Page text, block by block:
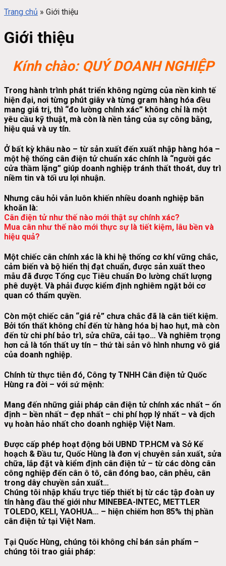
Trang chủ » Giới thiệu
Giới thiệu
Kính chào: QUÝ DOANH NGHIỆP
Trong hành trình phát triển không ngừng của nền kinh tế
hiện đại, nơi từng phút giây và từng gram hàng hóa đều
mang giá trị, thì “đo lường chính xác” không chỉ là một
yêu cầu kỹ thuật, mà còn là nền tảng của sự công bằng,
hiệu quả và uy tín.
Ở bất kỳ khâu nào – từ sản xuất đến xuất nhập hàng hóa –
một hệ thống cân điện tử chuẩn xác chính là “người gác
cửa thầm lặng” giúp doanh nghiệp tránh thất thoát, duy trì
niềm tin và tối ưu lợi nhuận.
Nhưng câu hỏi vẫn luôn khiến nhiều doanh nghiệp băn
khoăn là:
Cân điện tử như thế nào mới thật sự chính xác?
Mua cân như thế nào mới thực sự là tiết kiệm, lâu bền và
hiệu quả?
Một chiếc cân chính xác là khi hệ thống cơ khí vững chắc,
cảm biến và bộ hiển thị đạt chuẩn, được sản xuất theo
mẫu đã được Tổng cục Tiêu chuẩn Đo lường chất lượng
phê duyệt. Và phải được kiểm định nghiêm ngặt bởi cơ
quan có thẩm quyền.
Còn một chiếc cân “giá rẻ” chưa chắc đã là cân tiết kiệm.
Bởi tổn thất không chỉ đến từ hàng hóa bị hao hụt, mà còn
đến từ chi phí bảo trì, sửa chữa, cải tạo… Và nghiêm trọng
hơn cả là tổn thất uy tín – thứ tài sản vô hình nhưng vô giá
của doanh nghiệp.
Chính từ thực tiễn đó, Công ty TNHH Cân điện tử Quốc
Hùng ra đời – với sứ mệnh:
Mang đến những giải pháp cân điện tử chính xác nhất – ổn
định – bền nhất – đẹp nhất – chi phí hợp lý nhất – và dịch
vụ hoàn hảo nhất cho doanh nghiệp Việt Nam.
Được cấp phép hoạt động bởi UBND TP.HCM và Sở Kế
hoạch & Đầu tư, Quốc Hùng là đơn vị chuyên sản xuất, sửa
chữa, lắp đặt và kiểm định cân điện tử – từ các dòng cân
công nghiệp đến cân ô tô, cân đóng bao, cân phễu, cân
trong dây chuyền sản xuất…
Chúng tôi nhập khẩu trực tiếp thiết bị từ các tập đoàn uy
tín hàng đầu thế giới như MINEBEA-INTEC, METTLER
TOLEDO, KELI, YAOHUA… – hiện chiếm hơn 85% thị phần
cân điện tử tại Việt Nam.
Tại Quốc Hùng, chúng tôi không chỉ bán sản phẩm –
chúng tôi trao giải pháp: